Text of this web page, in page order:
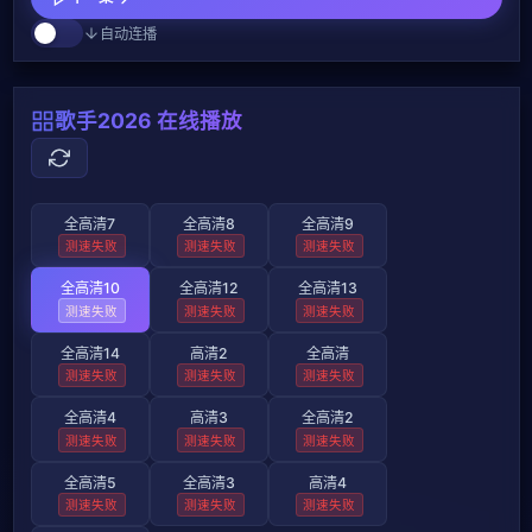
自动连播
歌手2026 在线播放
全高清7
测速失败
全高清8
测速失败
全高清9
测速失败
全高清10
测速失败
全高清12
测速失败
全高清13
测速失败
全高清14
测速失败
高清2
测速失败
全高清
测速失败
全高清4
测速失败
高清3
测速失败
全高清2
测速失败
全高清5
测速失败
全高清3
测速失败
高清4
测速失败